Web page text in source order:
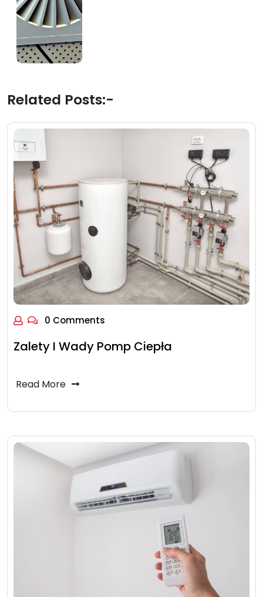
Related Posts:-
0 Comments
Zalety I Wady Pomp Ciepła
Read More